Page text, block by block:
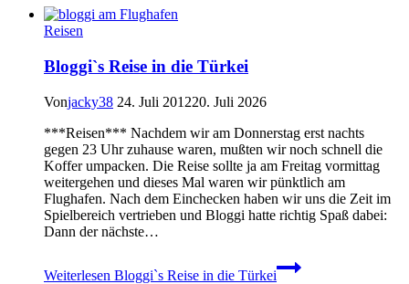
Reisen
Bloggi`s Reise in die Türkei
Vonjacky38 24. Juli 201220. Juli 2026
***Reisen*** Nachdem wir am Donnerstag erst nachts
gegen 23 Uhr zuhause waren, mußten wir noch schnell die
Koffer umpacken. Die Reise sollte ja am Freitag vormittag
weitergehen und dieses Mal waren wir pünktlich am
Flughafen. Nach dem Einchecken haben wir uns die Zeit im
Spielbereich vertrieben und Bloggi hatte richtig Spaß dabei:
Dann der nächste…
Weiterlesen Bloggi`s Reise in die Türkei